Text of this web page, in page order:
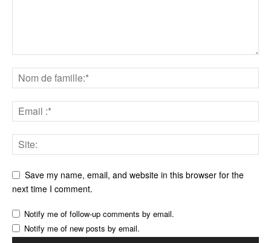
Save my name, email, and website in this browser for the
next time I comment.
Notify me of follow-up comments by email.
Notify me of new posts by email.